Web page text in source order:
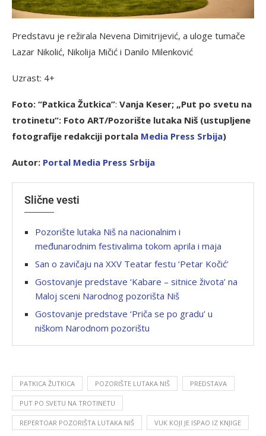
Predstavu je režirala Nevena Dimitrijević, a uloge tumače
Lazar Nikolić, Nikolija Mičić i Danilo Milenković
Uzrast: 4+
Foto: “Patkica Žutkica”: Vanja Keser; „Put po svetu na
trotinetu“: Foto ART/Pozorište lutaka Niš (ustupljene
fotografije redakciji portala Media Press Srbija)
Autor: Portal Media Press Srbija
Slične vesti
Pozorište lutaka Niš na nacionalnim i
međunarodnim festivalima tokom aprila i maja
San o zavičaju na XXV Teatar festu ‘Petar Kočić’
Gostovanje predstave ‘Kabare – sitnice života’ na
Maloj sceni Narodnog pozorišta Niš
Gostovanje predstave ‘Priča se po gradu’ u
niškom Narodnom pozorištu
PATKICA ŽUTKICA POZORIŠTE LUTAKA NIŠ PREDSTAVA
PUT PO SVETU NA TROTINETU
REPERTOAR POZORIŠTA LUTAKA NIŠ VUK KOJI JE ISPAO IZ KNJIGE